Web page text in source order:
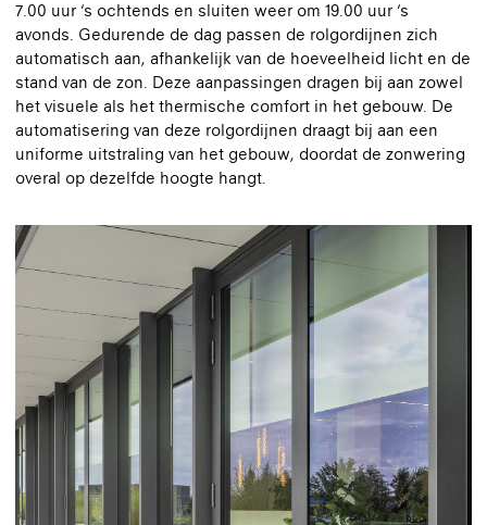
7.00 uur ‘s ochtends en sluiten weer om 19.00 uur ‘s
avonds. Gedurende de dag passen de rolgordijnen zich
automatisch aan, afhankelijk van de hoeveelheid licht en de
stand van de zon. Deze aanpassingen dragen bij aan zowel
het visuele als het thermische comfort in het gebouw. De
automatisering van deze rolgordijnen draagt bij aan een
uniforme uitstraling van het gebouw, doordat de zonwering
overal op dezelfde hoogte hangt.